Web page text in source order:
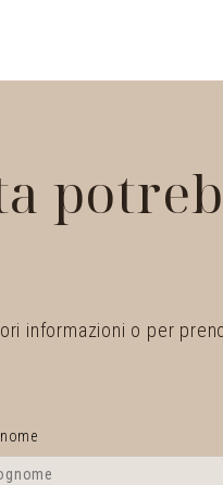
informazioni o per